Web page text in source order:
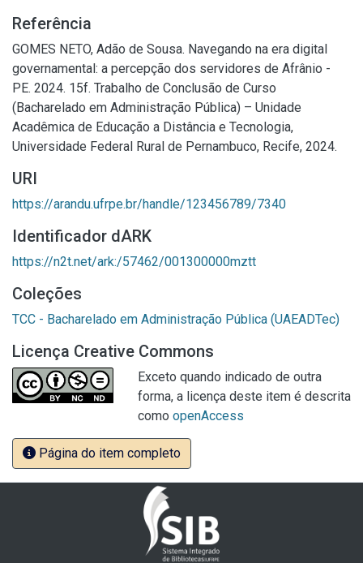
Referência
GOMES NETO, Adão de Sousa. Navegando na era digital
governamental: a percepção dos servidores de Afrânio -
PE. 2024. 15f. Trabalho de Conclusão de Curso
(Bacharelado em Administração Pública) – Unidade
Acadêmica de Educação a Distância e Tecnologia,
Universidade Federal Rural de Pernambuco, Recife, 2024.
URI
https://arandu.ufrpe.br/handle/123456789/7340
Identificador dARK
https://n2t.net/ark:/57462/001300000mztt
Coleções
TCC - Bacharelado em Administração Pública (UAEADTec)
Licença Creative Commons
Exceto quando indicado de outra
forma, a licença deste item é descrita
como openAccess
Página do item completo